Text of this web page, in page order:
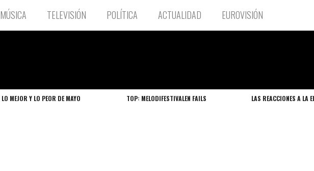
MÚSICA TELEVISIÓN POLÍTICA ACTUALIDAD EUROVISIÓN
LO MEJOR Y LO PEOR DE MAYO TOP: MELODIFESTIVALEN FAILS LAS REACCIONES A LA